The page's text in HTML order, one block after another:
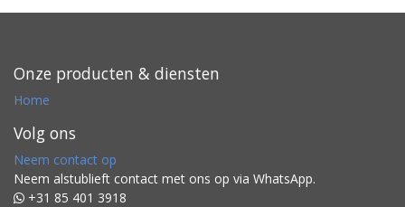
Onze producten & diensten
Home
Volg ons
Neem contact op
Neem alstublieft contact met ons op via WhatsApp.
+31 85 401 3918